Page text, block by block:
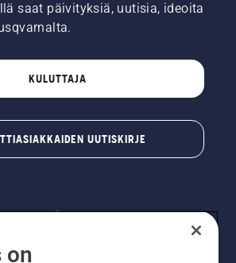
saat päivityksiä, uutisia, ideoita
KULUTTAJA
UUTISKIRJE
on